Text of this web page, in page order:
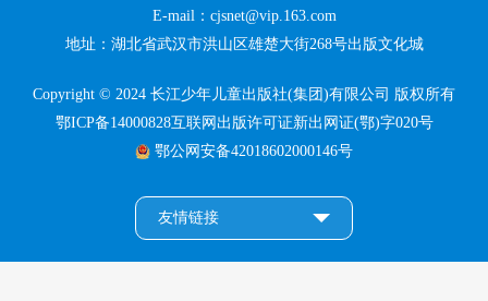
E-mail：cjsnet@vip.163.com
地址：湖北省武汉市洪山区雄楚大街268号出版文化城
Copyright © 2024 长江少年儿童出版社(集团)有限公司 版权所有
鄂ICP备14000828互联网出版许可证新出网证(鄂)字020号
鄂公网安备42018602000146号
友情链接